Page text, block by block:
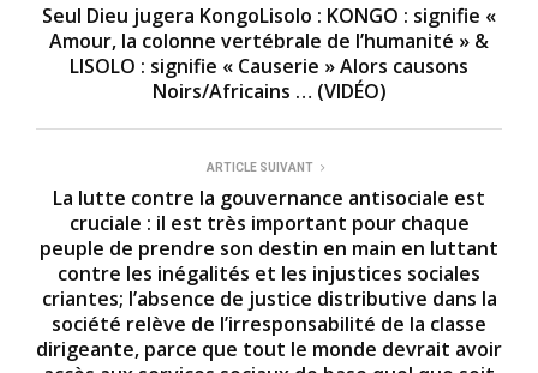
Seul Dieu jugera KongoLisolo : KONGO : signifie «
Amour, la colonne vertébrale de l’humanité » &
LISOLO : signifie « Causerie » Alors causons
Noirs/Africains … (VIDÉO)
ARTICLE SUIVANT
La lutte contre la gouvernance antisociale est
cruciale : il est très important pour chaque
peuple de prendre son destin en main en luttant
contre les inégalités et les injustices sociales
criantes; l’absence de justice distributive dans la
société relève de l’irresponsabilité de la classe
dirigeante, parce que tout le monde devrait avoir